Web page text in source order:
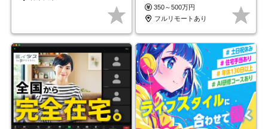
以上
350～500万円
フルリモートあり